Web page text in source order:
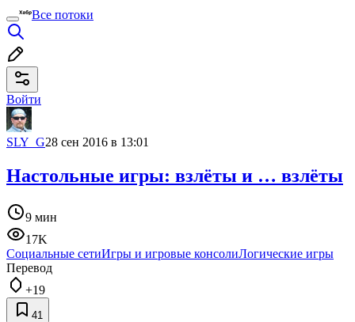
Все потоки
Войти
SLY_G28 сен 2016 в 13:01
Настольные игры: взлёты и … взлёты
9 мин
17K
Социальные сетиИгры и игровые консолиЛогические игры
Перевод
+19
41